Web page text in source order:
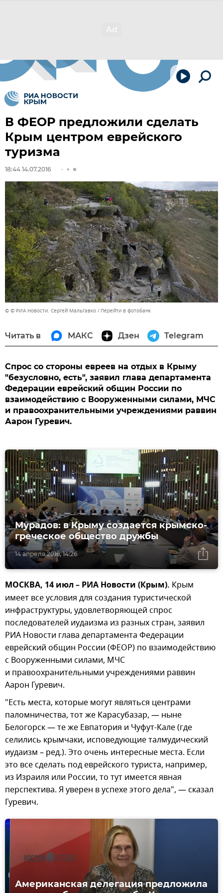
В ФЕОР предложили сделать
Крым центром еврейского
туризма
18:44 14.07.2016
© © РИА Новости. Сергей Мальгавко Перейти в фотобанк
Читать в МАКС Дзен Telegram
Спрос со стороны евреев на отдых в Крыму
"безусловно, есть", заявил глава департамента
Федерации еврейский общин России по
взаимодействию с Вооруженными силами, МЧС
и правоохранительными учреждениями раввин
Аарон Гуревич.
14 апреля 2016, 14:26
Мурадов: в Крыму создается крымско-
греческое общество дружбы
МОСКВА, 14 июл – РИА Новости (Крым). Крым
имеет все условия для создания туристической
инфраструктуры, удовлетворяющей спрос
последователей иудаизма из разных стран, заявил
РИА Новости глава департамента Федерации
еврейский общин России (ФЕОР) по взаимодействию
с Вооруженными силами, МЧС
и правоохранительными учреждениями раввин
Аарон Гуревич.
"Есть места, которые могут являться центрами
паломничества, тот же Карасубазар, — ныне
Белогорск — те же Евпатория и Чуфут-Кале (где
селились крымчаки, исповедующие талмудический
иудаизм – ред.). Это очень интересные места. Если
это все сделать под еврейского туриста, например,
из Израиля или России, то тут имеется явная
перспектива. Я уверен в успехе этого дела", — сказал
Гуревич.
Американская делегация предложила